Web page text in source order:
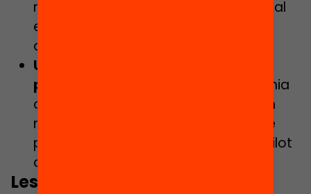
mitjana europea, i la diferència actual
equival a mig curs escolar de
desavantatge.
Una oportunitat de canvi
possible:
Països com Portugal, Polònia
o Noruega han revertit la situació en
menys de 10 anys. Catalunya també
pot fer-ho si passa de programes pilot
a una política sostinguda i decidida.
Les dades que has de saber